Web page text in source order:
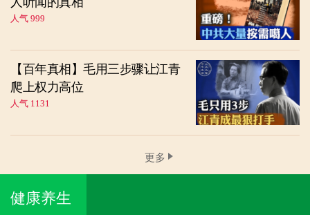
人气 999
【百年真相】毛用三步骤让江青
爬上权力高位
人气 1131
更多
健康养生